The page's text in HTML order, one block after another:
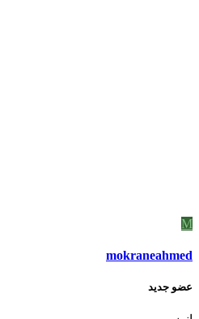
M
mokraneahmed
عضو جديد